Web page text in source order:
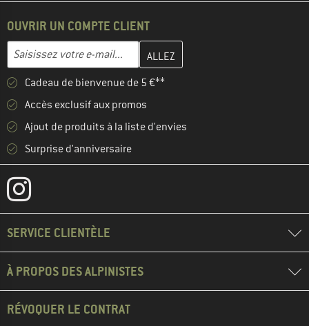
OUVRIR UN COMPTE CLIENT
Saisissez votre e-mail...
Entrez votre adresse e-mail ici et créez votre compte client à la
Cadeau de bienvenue de 5 €**
Accès exclusif aux promos
Ajout de produits à la liste d'envies
Surprise d'anniversaire
SERVICE CLIENTÈLE
À PROPOS DES ALPINISTES
RÉVOQUER LE CONTRAT